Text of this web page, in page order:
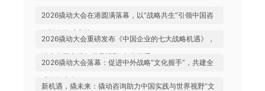
2026撬动大会在港圆满落幕，以“战略共生”引领中国咨
询迈向全球高地
2026撬动大会重磅发布《中国企业的七大战略机遇》，
助力中国实践与世界视野“文化握手”
2026撬动大会落幕：促进中外战略“文化握手”，共建全
球咨询生态
新机遇，撬未来：撬动咨询助力中国实践与世界视野“文